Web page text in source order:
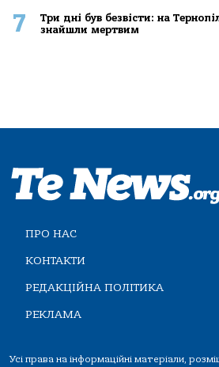
7
Три дні був безвісти: на
знайшли мертвим
ПРО НАС
КОНТАКТИ
РЕДАКЦІЙНА ПОЛІТИКА
РЕКЛАМА
Усі права на інформаційні матеріали,